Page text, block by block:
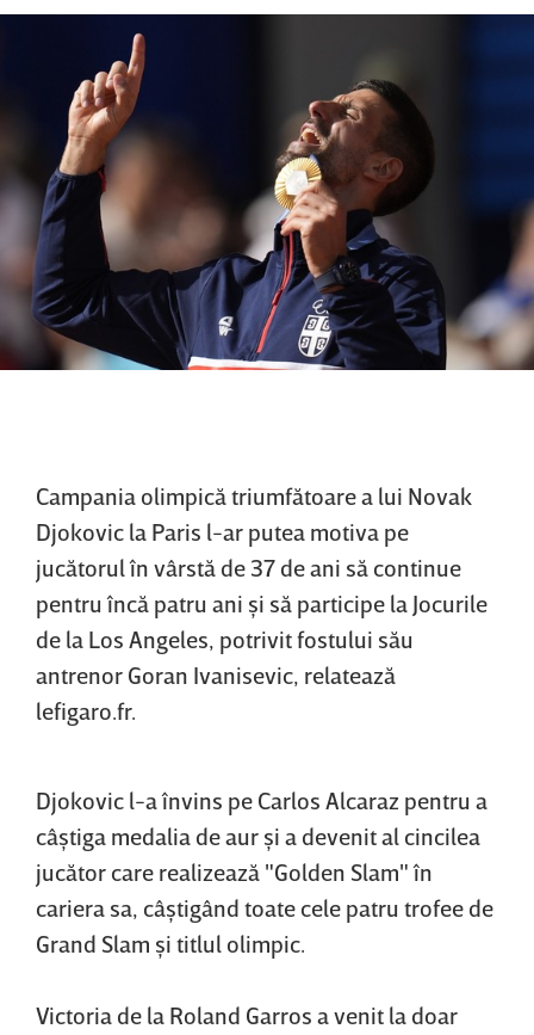
Campania olimpică triumfătoare a lui Novak
Djokovic la Paris l-ar putea motiva pe
jucătorul în vârstă de 37 de ani să continue
pentru încă patru ani şi să participe la Jocurile
de la Los Angeles, potrivit fostului său
antrenor Goran Ivanisevic, relatează
lefigaro.fr.
Djokovic l-a învins pe Carlos Alcaraz pentru a
câştiga medalia de aur şi a devenit al cincilea
jucător care realizează "Golden Slam" în
cariera sa, câştigând toate cele patru trofee de
Grand Slam şi titlul olimpic.
Victoria de la Roland Garros a venit la doar